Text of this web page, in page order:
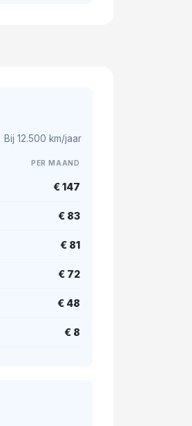
Bij 12.500 km/jaar
PER MAAND
€ 147
€ 83
€ 81
€ 72
€ 48
€ 8